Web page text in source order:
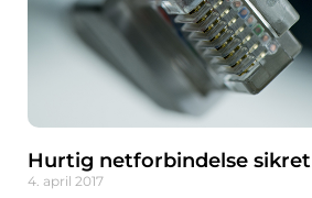
Hurtig netforbindelse sikret
4. april 2017